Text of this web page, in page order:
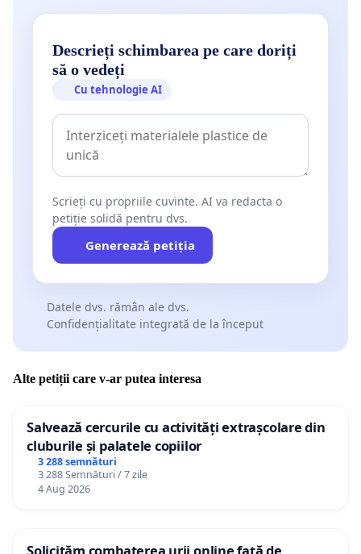
Descrieți schimbarea pe care doriți
să o vedeți
Cu tehnologie AI
Scrieți cu propriile cuvinte. AI va redacta o
petiție solidă pentru dvs.
Generează petiția
Datele dvs. rămân ale dvs.
Confidențialitate integrată de la început
Alte petiții care v-ar putea interesa
Salvează cercurile cu activități extrașcolare din
cluburile și palatele copiilor
3 288 semnături
3 288 Semnături / 7 zile
4 Aug 2026